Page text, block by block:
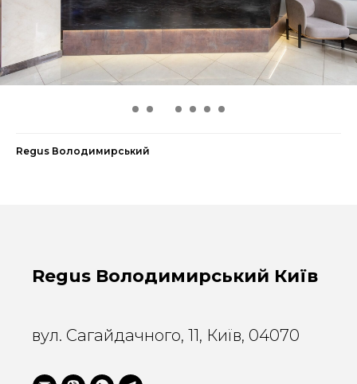
Regus Володимирський
Regus Володимирський Київ
вул. Сагайдачного, 11, Київ, 04070